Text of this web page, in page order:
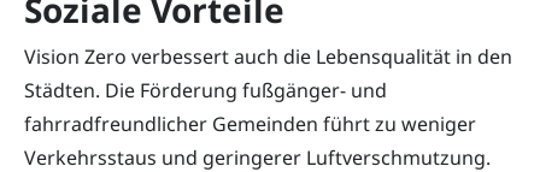
Soziale Vorteile
Vision Zero verbessert auch die Lebensqualität in den
Städten. Die Förderung fußgänger- und
fahrradfreundlicher Gemeinden führt zu weniger
Verkehrsstaus und geringerer Luftverschmutzung.